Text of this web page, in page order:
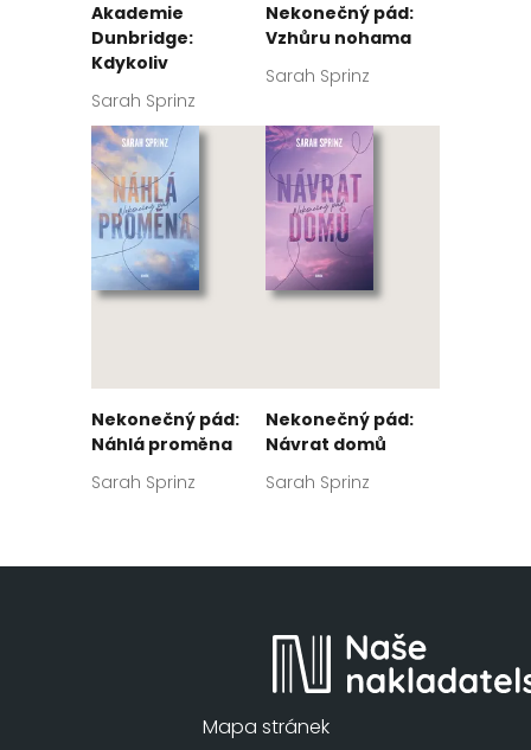
Akademie
Dunbridge:
Kdykoliv
Sarah Sprinz
Nekonečný pád:
Vzhůru nohama
Sarah Sprinz
Nekonečný pád:
Náhlá proměna
Sarah Sprinz
Nekonečný pád:
Návrat domů
Sarah Sprinz
Mapa stránek